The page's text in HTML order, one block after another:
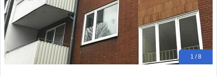
1 / 8